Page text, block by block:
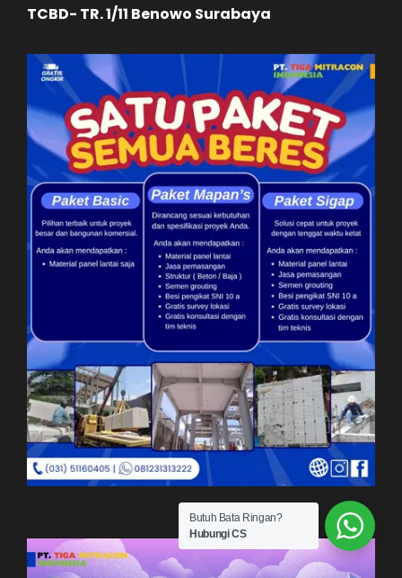
TCBD- TR. 1/11 Benowo Surabaya
Butuh Bata Ringan?
Hubungi CS